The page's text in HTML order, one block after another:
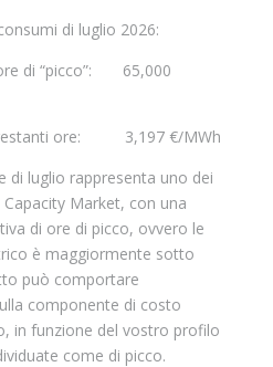
di luglio 2026:
65,000
ore: 3,197 €/MWh
di luglio rappresenta uno dei
Market, con una
di ore di picco, ovvero le
è maggiormente sotto
può comportare
componente di costo
in funzione del vostro profilo
come di picco.